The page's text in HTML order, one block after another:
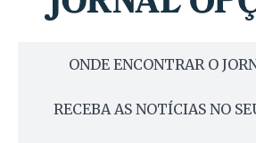
ONDE ENCONTRAR O
RECEBA AS NOTÍCIAS NO